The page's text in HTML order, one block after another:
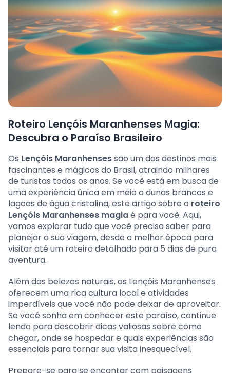
Roteiro Lençóis Maranhenses Magia:
Descubra o Paraíso Brasileiro
Os Lençóis Maranhensessão um dos destinos mais
fascinantes e mágicos do Brasil, atraindo milhares
de turistas todos os anos. Se você está em busca de
uma experiência única em meio a dunas brancas e
lagoas de água cristalina, este artigo sobre o roteiro
Lençóis Maranhenses magiaé para você. Aqui,
vamos explorar tudo que você precisa saber para
planejar a sua viagem, desde a melhor época para
visitar até um roteiro detalhado para 5 dias de pura
aventura.
Além das belezas naturais, os Lençóis Maranhenses
oferecem uma rica cultura local e atividades
imperdíveis que você não pode deixar de aproveitar.
Se você sonha em conhecer este paraíso, continue
lendo para descobrir dicas valiosas sobre como
chegar, onde se hospedar e quais experiências são
essenciais para tornar sua visita inesquecível.